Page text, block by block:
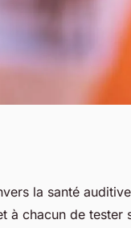
la santé
à chacun de tester